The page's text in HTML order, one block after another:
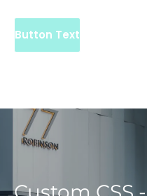
Button Text